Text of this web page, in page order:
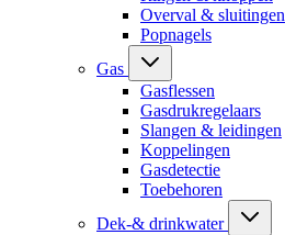
Overval & sluitingen
Popnagels
Gas
Gasflessen
Gasdrukregelaars
Slangen & leidingen
Koppelingen
Gasdetectie
Toebehoren
Dek-& drinkwater